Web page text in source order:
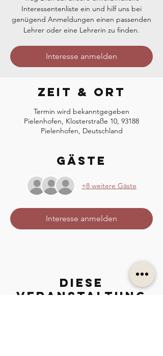
Interessentenliste ein und hilf uns bei
genügend Anmeldungen einen passenden
Lehrer oder eine Lehrerin zu finden.
Interesse anmelden
Zeit & Ort
Termin wird bekanntgegeben
Pielenhofen, Klosterstraße 10, 93188
Pielenhofen, Deutschland
Gäste
+8 weitere Gäste
Interesse anmelden
Diese
Veranstaltung